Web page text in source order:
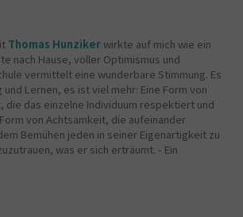
Thomas Hunzikerwirkte auf mich wie ein
nach Hause, voller Optimismus und
vermittelt eine wunderbare Stimmung. Es
Lernen, es ist viel mehr: Eine Form von
die das einzelne Individuum respektiert und
von Achtsamkeit, die aufeinander
Bemühen jeden in seiner Eigenartigkeit zu
was er sich erträumt. - Ein